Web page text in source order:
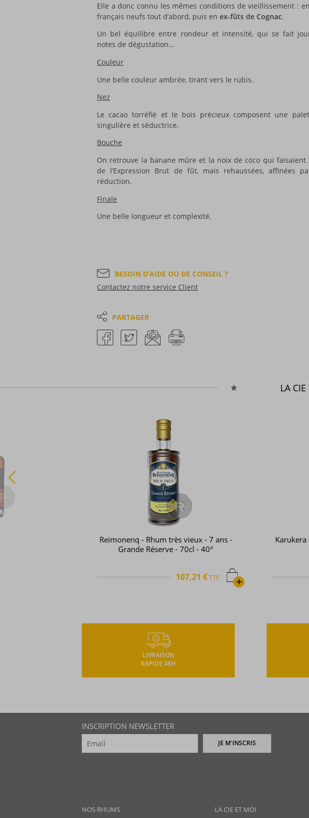
Elle a donc connu les mêmes conditions de vieillissement :
français neufs tout d’abord, puis en ex-fûts de Cognac.
Un bel équilibre entre rondeur et intensité, qui se fait
notes de dégustation…
Couleur
Une belle couleur ambrée, tirant vers le rubis.
Nez
Le cacao torréfié et le bois précieux composent une
singulière et séductrice.
Bouche
On retrouve la banane mûre et la noix de coco qui faisaient
de l’Expression Brut de fût, mais rehaussées, affinées
réduction.
Finale
Une belle longueur et complexité.
BESOIN D’AIDE OU DE CONSEIL ?
Contactez notre service Client
PARTAGER
LA
Reimonenq - Rhum très vieux - 7 ans -
Grande Réserve - 70cl - 40°
+
107,21 €TTC
LIVRAISON
RAPIDE 48H
INSCRIPTION NEWSLETTER
JE M'INSCRIS
NOS RHUMS LA CIE ET MOI